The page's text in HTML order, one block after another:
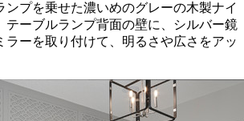
ンプを乗せた濃いめのグレーの木製ナイ
テーブルランプ背面の壁に、シルバー鏡
ラーを取り付けて、明るさや広さをアッ